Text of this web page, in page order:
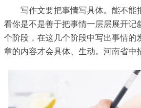
写作文要把事情写具体。能不能
看你是不是善于把事情一层层展开记
个阶段，在这几个阶段中写出事情的
章的内容才会具体、生动。河南省中